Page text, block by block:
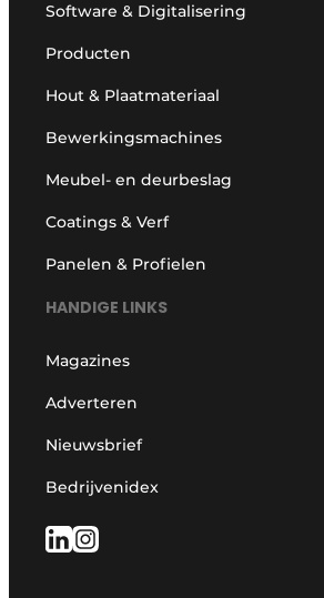
Software & Digitalisering
Producten
Hout & Plaatmateriaal
Bewerkingsmachines
Meubel- en deurbeslag
Coatings & Verf
Panelen & Profielen
HANDIGE LINKS
Magazines
Adverteren
Nieuwsbrief
Bedrijvenidex